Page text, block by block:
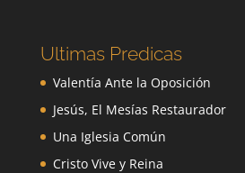
Ultimas Predicas
Valentía Ante la Oposición
Jesús, El Mesías Restaurador
Una Iglesia Común
Cristo Vive y Reina